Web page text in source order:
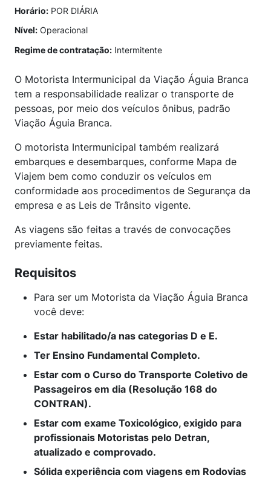
Horário: POR DIÁRIA
Nível: Operacional
Regime de contratação: Intermitente
O Motorista Intermunicipal da Viação Águia Branca
tem a responsabilidade realizar o transporte de
pessoas, por meio dos veículos ônibus, padrão
Viação Águia Branca.
O motorista Intermunicipal também realizará
embarques e desembarques, conforme Mapa de
Viajem bem como conduzir os veículos em
conformidade aos procedimentos de Segurança da
empresa e as Leis de Trânsito vigente.
As viagens são feitas a través de convocações
previamente feitas.
Requisitos
Para ser um Motorista da Viação Águia Branca
você deve:
Estar habilitado/a nas categorias D e E.
Ter Ensino Fundamental Completo.
Estar com o Curso do Transporte Coletivo de
Passageiros em dia (Resolução 168 do
CONTRAN).
Estar com exame Toxicológico, exigido para
profissionais Motoristas pelo Detran,
atualizado e comprovado.
Sólida experiência com viagens em Rodovias